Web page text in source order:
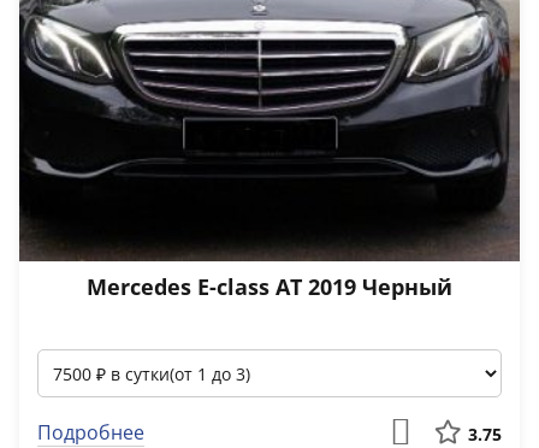
Mercedes E-class АТ 2019 Черный
Подробнее 3.75